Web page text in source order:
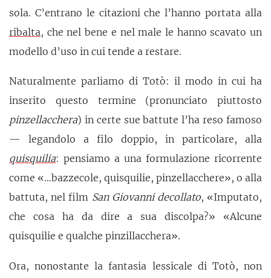
sola. C’entrano le citazioni che l’hanno portata alla
ribalta, che nel bene e nel male le hanno scavato un
modello d’uso in cui tende a restare.
Naturalmente parliamo di Totò: il modo in cui ha
inserito questo termine (pronunciato piuttosto
pinzellacchera) in certe sue battute l’ha reso famoso
— legandolo a filo doppio, in particolare, alla
quisquilia: pensiamo a una formulazione ricorrente
come «…bazzecole, quisquilie, pinzellacchere», o alla
battuta, nel film San Giovanni decollato, «Imputato,
che cosa ha da dire a sua discolpa?» «Alcune
quisquilie e qualche pinzillacchera».
Ora, nonostante la fantasia lessicale di Totò, non